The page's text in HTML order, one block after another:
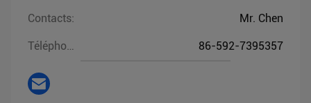
Contacts: Mr. Chen
Téléphone: 86-592-7395357